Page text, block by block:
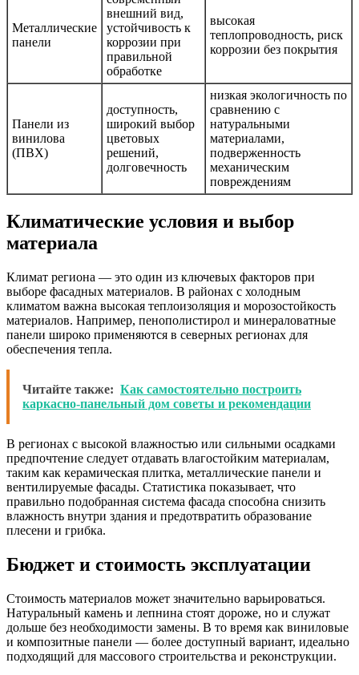
Металлические
панели
внешний вид,
устойчивость к
коррозии при
правильной
обработке
высокая
теплопроводность, риск
коррозии без покрытия
Панели из
винилова
(ПВХ)
доступность,
широкий выбор
цветовых
решений,
долговечность
низкая экологичность по
сравнению с
натуральными
материалами,
подверженность
механическим
повреждениям
Климатические условия и выбор
материала
Климат региона — это один из ключевых факторов при
выборе фасадных материалов. В районах с холодным
климатом важна высокая теплоизоляция и морозостойкость
материалов. Например, пенополистирол и минераловатные
панели широко применяются в северных регионах для
обеспечения тепла.
Читайте также: Как самостоятельно построить
каркасно-панельный дом советы и рекомендации
В регионах с высокой влажностью или сильными осадками
предпочтение следует отдавать влагостойким материалам,
таким как керамическая плитка, металлические панели и
вентилируемые фасады. Статистика показывает, что
правильно подобранная система фасада способна снизить
влажность внутри здания и предотвратить образование
плесени и грибка.
Бюджет и стоимость эксплуатации
Стоимость материалов может значительно варьироваться.
Натуральный камень и лепнина стоят дороже, но и служат
дольше без необходимости замены. В то время как виниловые
и композитные панели — более доступный вариант, идеально
подходящий для массового строительства и реконструкции.